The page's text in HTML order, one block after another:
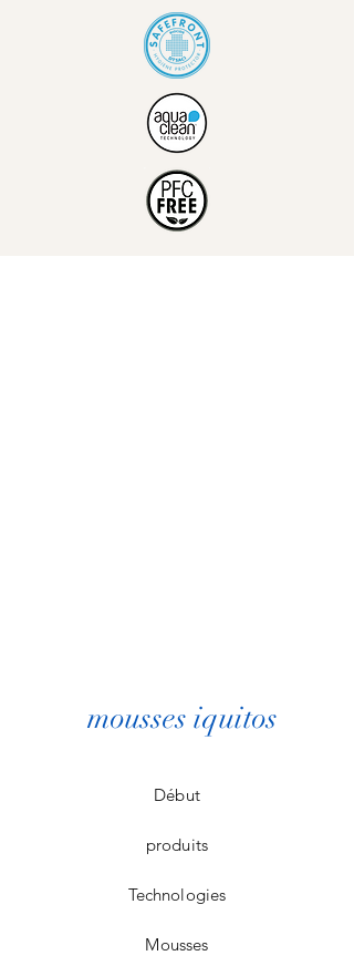
mousses iquitos
Début
produits
Technologies
Mousses